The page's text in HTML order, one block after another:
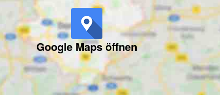
Google Maps öffnen